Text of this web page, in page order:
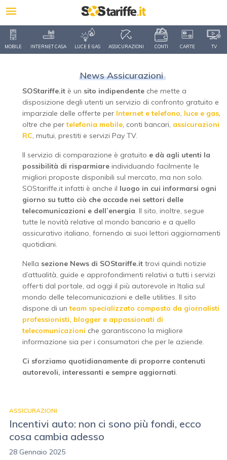
MOBILE INTERNET CASA LUCE E GAS ASSICURAZIONI CONTI CARTE TV
News Assicurazioni
SOStariffe.it è un sito indipendente che mette a
disposizione degli utenti un servizio di confronto gratuito e
imparziale delle offerte per Internet e telefono, luce e gas,
oltre che pertelefonia mobile, conti bancari, assicurazioni
RC, mutui, prestiti e servizi Pay TV.
Il servizio di comparazione è gratuito e dà agli utenti la
possibilità di risparmiare individuando facilmente le
migliori proposte disponibili sul mercato, ma non solo.
SOStariffe.it infatti è anche il luogo in cui informarsi ogni
giorno su tutto ciò che accade nei settori delle
telecomunicazioni e dell’energia. Il sito, inoltre, segue
tutte le novità relative al mondo bancario e a quello
assicurativo italiano, fornendo ai suoi lettori aggiornamenti
quotidiani.
Nella sezione News di SOStariffe.it trovi quindi notizie
d’attualità, guide e approfondimenti relativi a tutti i servizi
offerti dal portale, ad oggi il più autorevole in Italia sul
mondo delle telecomunicazioni e delle utilities. Il sito
dispone di unteam specializzato composto da giornalisti
professionisti, blogger e appassionati di
telecomunicazioni che garantiscono la migliore
informazione sia per i consumatori che per le aziende.
Ci sforziamo quotidianamente di proporre contenuti
autorevoli, interessanti e sempre aggiornati.
ASSICURAZIONI
Incentivi auto: non ci sono più fondi, ecco
cosa cambia adesso
28 Gennaio 2025